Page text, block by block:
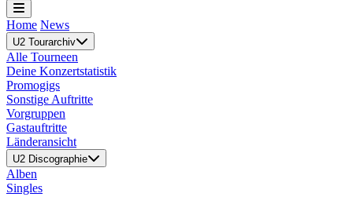
Home News
U2 Tourarchiv
Alle Tourneen
Deine Konzertstatistik
Promogigs
Sonstige Auftritte
Vorgruppen
Gastauftritte
Länderansicht
U2 Discographie
Alben
Singles